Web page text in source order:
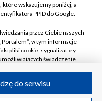
S.A. w likwidacji
które wskazujemy poniżej, a
PPID do Google.
przez Ciebie naszych
w tym informacje
pliki cookie, sygnalizatory
świadczenie
do serwisu